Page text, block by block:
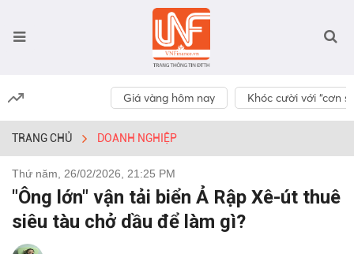
Giá vàng hôm nay Khóc cười với “cơn
TRANG CHỦ DOANH NGHIỆP
Thứ năm, 26/02/2026, 21:25 PM
"Ông lớn" vận tải biển Ả Rập Xê-út thuê
siêu tàu chở dầu để làm gì?